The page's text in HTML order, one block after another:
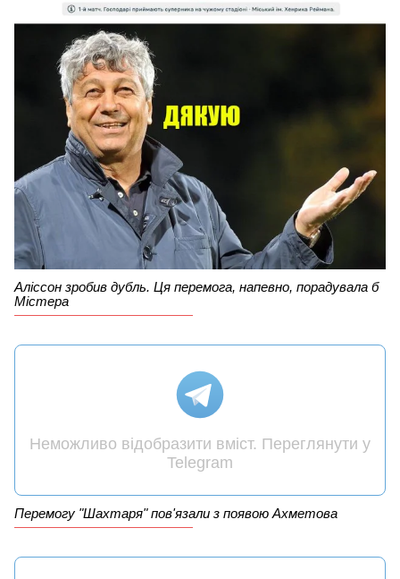
Аліссон зробив дубль. Ця перемога, напевно, порадувала б
Містера
Неможливо відобразити вміст. Переглянути у
Telegram
Перемогу "Шахтаря" пов'язали з появою Ахметова